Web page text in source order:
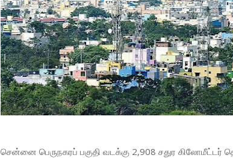
சென்னை பெருநகரப் பகுதி வடக்கு 2,908 சதுர